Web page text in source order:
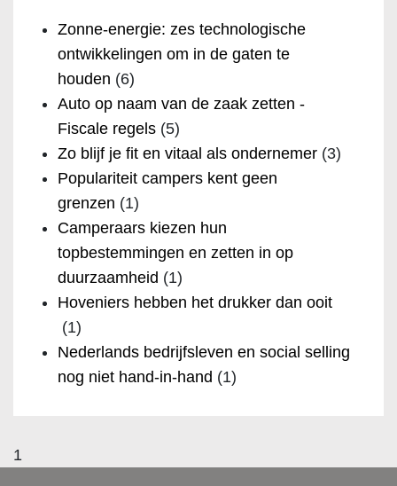
Zonne-energie: zes technologische
ontwikkelingen om in de gaten te
houden (6)
Auto op naam van de zaak zetten -
Fiscale regels (5)
Zo blijf je fit en vitaal als ondernemer (3)
Populariteit campers kent geen
grenzen (1)
Camperaars kiezen hun
topbestemmingen en zetten in op
duurzaamheid (1)
Hoveniers hebben het drukker dan ooit
(1)
Nederlands bedrijfsleven en social selling
nog niet hand-in-hand (1)
1